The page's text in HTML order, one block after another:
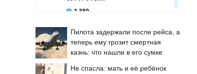
Пилота задержали после рейса, а
теперь ему грозит смертная
казнь: что нашли в его сумке
Не спасла: мать и её ребёнок